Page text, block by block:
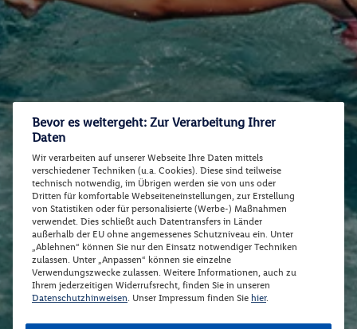
Bevor es weitergeht: Zur Verarbeitung Ihrer
Daten
Wir verarbeiten auf unserer Webseite Ihre Daten mittels
verschiedener Techniken (u.a. Cookies). Diese sind teilweise
technisch notwendig, im Übrigen werden sie von uns oder
Dritten für komfortable Webseiteneinstellungen, zur Erstellung
von Statistiken oder für personalisierte (Werbe-) Maßnahmen
verwendet. Dies schließt auch Datentransfers in Länder
außerhalb der EU ohne angemessenes Schutzniveau ein. Unter
„Ablehnen“ können Sie nur den Einsatz notwendiger Techniken
zulassen. Unter „Anpassen“ können sie einzelne
Verwendungszwecke zulassen. Weitere Informationen, auch zu
Ihrem jederzeitigen Widerrufsrecht, finden Sie in unseren
Datenschutzhinweisen. Unser Impressum finden Sie hier.